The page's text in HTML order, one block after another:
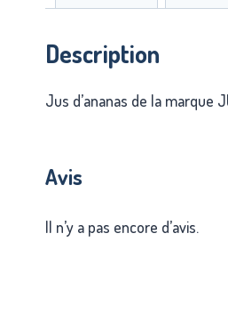
Description
Jus d’ananas de la marque
Avis
Il n’y a pas encore d’avis.